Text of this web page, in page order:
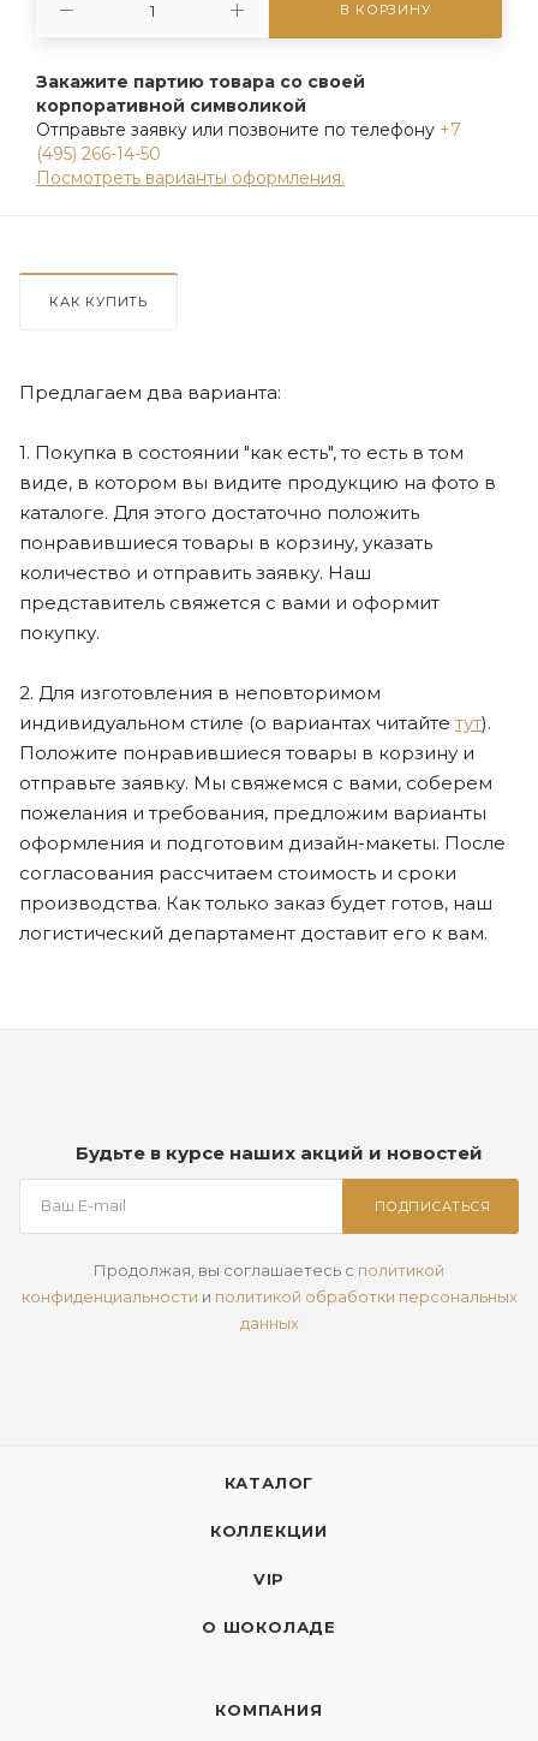
В КОРЗИНУ
Закажите партию товара со своей
корпоративной символикой
Отправьте заявку или позвоните по телефону +7
(495) 266-14-50
Посмотреть варианты оформления.
КАК КУПИТЬ
Предлагаем два варианта:
1. Покупка в состоянии "как есть", то есть в том
виде, в котором вы видите продукцию на фото в
каталоге. Для этого достаточно положить
понравившиеся товары в корзину, указать
количество и отправить заявку. Наш
представитель свяжется с вами и оформит
покупку.
2. Для изготовления в неповторимом
индивидуальном стиле (о вариантах читайте тут).
Положите понравившиеся товары в корзину и
отправьте заявку. Мы свяжемся с вами, соберем
пожелания и требования, предложим варианты
оформления и подготовим дизайн-макеты. После
согласования рассчитаем стоимость и сроки
производства. Как только заказ будет готов, наш
логистический департамент доставит его к вам.
Будьте в курсе наших акций и новостей
ПОДПИСАТЬСЯ
Продолжая, вы соглашаетесь с политикой
конфиденциальности и политикой обработки персональных
данных
КАТАЛОГ
КОЛЛЕКЦИИ
VIP
О ШОКОЛАДЕ
КОМПАНИЯ